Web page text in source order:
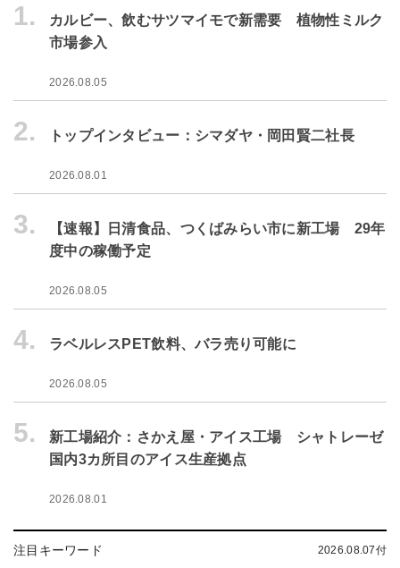
1.
カルビー、飲むサツマイモで新需要 植物性ミルク
市場参入
2026.08.05
2. トップインタビュー：シマダヤ・岡田賢二社長
2026.08.01
3.
【速報】日清食品、つくばみらい市に新工場 29年
度中の稼働予定
2026.08.05
4. ラベルレスPET飲料、バラ売り可能に
2026.08.05
5.
新工場紹介：さかえ屋・アイス工場 シャトレーゼ
国内3カ所目のアイス生産拠点
2026.08.01
注目キーワード 2026.08.07付